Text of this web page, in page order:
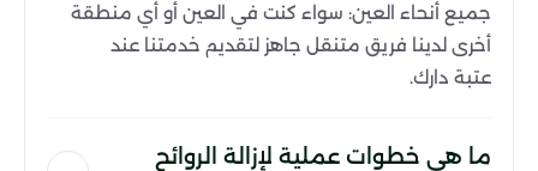
جميع أنحاء العين: سواء كنت في العين أو أي منطقة
أخرى لدينا فريق متنقل جاهز لتقديم خدمتنا عند
عتبة دارك.
ما هي خطوات عملية لإزالة الروائح